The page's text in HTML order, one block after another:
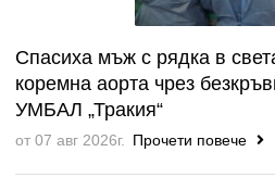
Спасиха мъж с рядка в
коремна аорта чрез
УМБАЛ „Тракия“
от 07 авг 2026г. Прочети повече